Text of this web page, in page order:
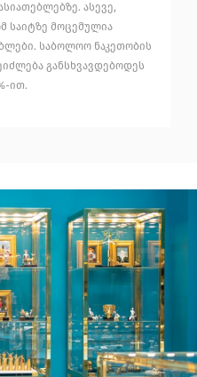
ასევე,
საიტზე მოცემულია
საბოლოო ნაკეთობის
განსხვავდებოდეს
ით.